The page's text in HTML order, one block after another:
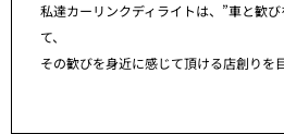
私達カーリンクディライトは、”車と歓
て、
その歓びを身近に感じて頂ける店創りを